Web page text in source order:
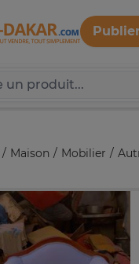
Expat-Dakar
Maison Mobilier